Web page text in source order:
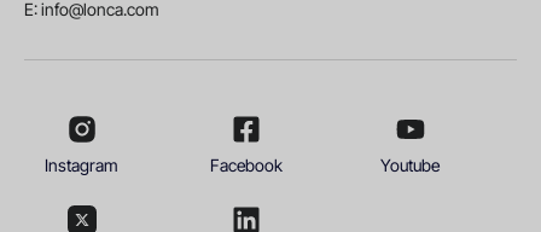
E:info@lonca.com
Instagram Facebook Youtube